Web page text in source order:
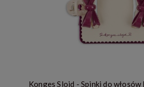
Konges Slojd - Spinki do włosów